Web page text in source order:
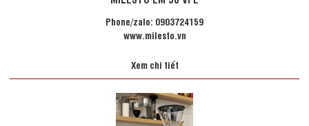
Phone/zalo: 0903724159
www.milesto.vn
Xem chi tiết